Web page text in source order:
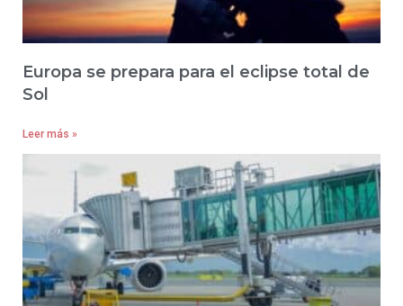
Europa se prepara para el eclipse total de
Sol
Leer más »